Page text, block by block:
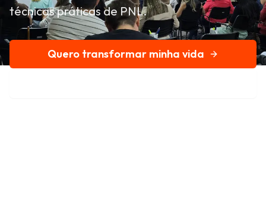
técnicas práticas de PNL.
Quero transformar minha vida